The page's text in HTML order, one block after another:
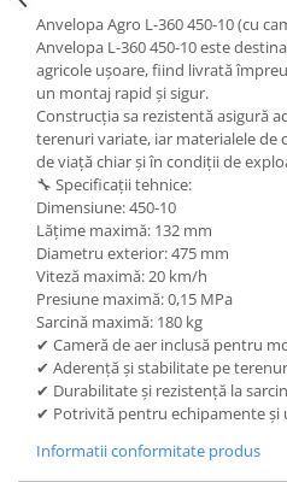
Camere moto
Anvelope ATV
Cauciucuri bicicleta
Anvelope și Camere Utilaje
https://www.doctortrotineta.ro/
tbi?
Anvelopa Agro L-360 450-10 (cu
Anvelopa L-360 450-10 este
agricole ușoare, fiind livrată
un montaj rapid și sigur.
Construcția sa rezistentă asigură
terenuri variate, iar materialele de
de viață chiar și în condiții de
🔧 Specificații tehnice:
Dimensiune: 450-10
Lățime maximă: 132 mm
Diametru exterior: 475 mm
Viteză maximă: 20 km/h
Presiune maximă: 0,15 MPa
Sarcină maximă: 180 kg
✔ Cameră de aer inclusă pentru
✔ Aderență și stabilitate pe
✔ Durabilitate și rezistență la
✔ Potrivită pentru echipamente și
Informatii conformitate produs